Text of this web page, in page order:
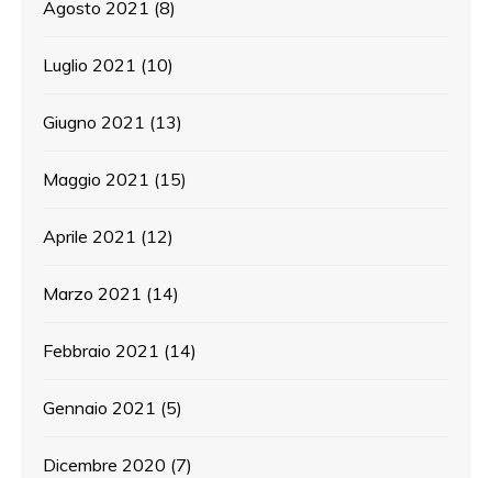
Agosto 2021 (8)
Luglio 2021 (10)
Giugno 2021 (13)
Maggio 2021 (15)
Aprile 2021 (12)
Marzo 2021 (14)
Febbraio 2021 (14)
Gennaio 2021 (5)
Dicembre 2020 (7)